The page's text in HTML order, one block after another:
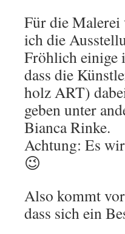
Für die
ich die
Fröhlich einige
dass die
holz ART)
geben unter
Bianca Rinke.
Achtung: Es
😉
Also kommt
dass sich ein